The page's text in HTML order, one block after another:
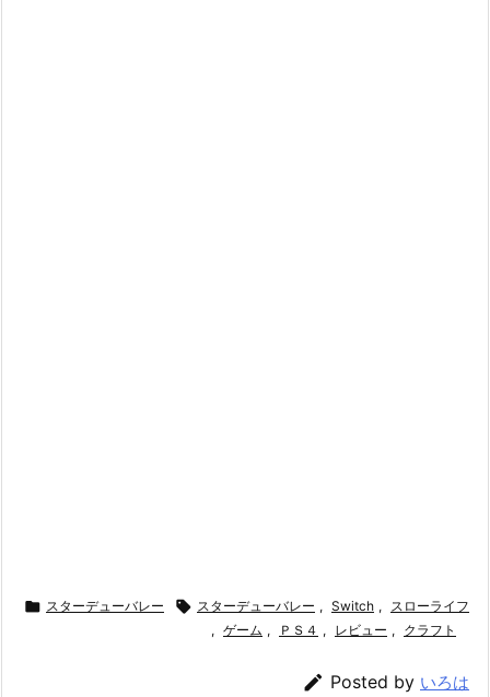
 スターデューバレー  スターデューバレー , Switch ,
スローライフ
, ゲーム , ＰＳ４ , レビュー , クラフト
 Posted by いろは